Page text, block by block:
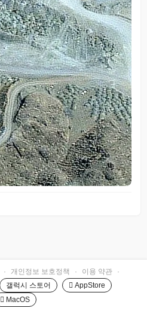
· 개인정보 보호정책 · 이용 약관
·
갤럭시 스토어
 AppStore
 MacOS